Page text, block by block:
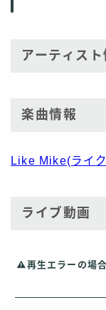
アーティスト
楽曲情報
Like Mike(ライ
ライブ動画
再生エラーの場